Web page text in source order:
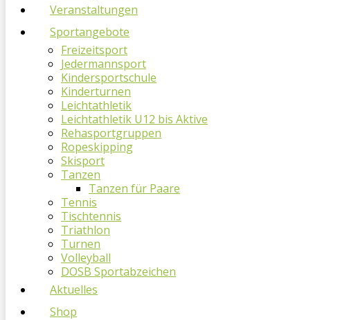
Veranstaltungen
Sportangebote
Freizeitsport
Jedermannsport
Kindersportschule
Kinderturnen
Leichtathletik
Leichtathletik U12 bis Aktive
Rehasportgruppen
Ropeskipping
Skisport
Tanzen
Tanzen für Paare
Tennis
Tischtennis
Triathlon
Turnen
Volleyball
DOSB Sportabzeichen
Aktuelles
Shop